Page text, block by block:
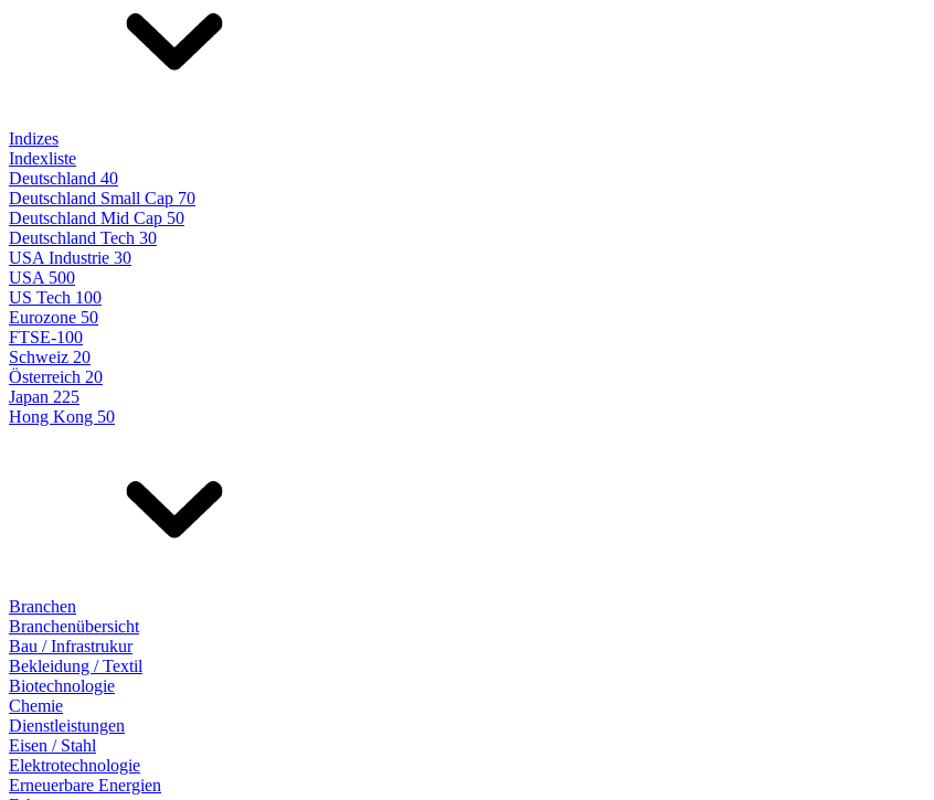
Indizes
Indexliste
Deutschland 40
Deutschland Small Cap 70
Deutschland Mid Cap 50
Deutschland Tech 30
USA Industrie 30
USA 500
US Tech 100
Eurozone 50
FTSE-100
Schweiz 20
Österreich 20
Japan 225
Hong Kong 50
Branchen
Branchenübersicht
Bau / Infrastrukur
Bekleidung / Textil
Biotechnologie
Chemie
Dienstleistungen
Eisen / Stahl
Elektrotechnologie
Erneuerbare Energien